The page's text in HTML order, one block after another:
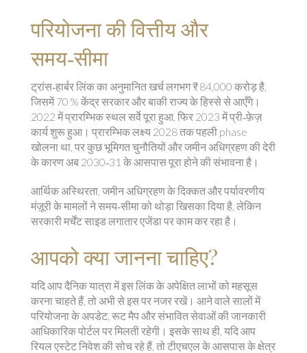
परियोजना की वित्तीय और
समय‑सीमा
ट्रांस‑हार्बर लिंक का अनुमानित खर्च लगभग ₹ 84,000 करोड़ है,
जिसमें 70 % केंद्र सरकार और बाकी राज्य के हिस्से से आएँगे।
2022 में प्रारम्भिक स्थल सर्वे पूरा हुआ, फिर 2023 में प्री‑फ़ेज़
कार्य शुरू हुआ। प्रारम्भिक लक्ष्य 2028 तक पहली phase
खोलना था, पर कुछ भूमिगत चुनौतियों और जमीन अधिग्रहण की देरी
के कारण अब 2030‑31 के आसपास पूरा होने की संभावना है।
आर्थिक अस्थिरता, जमीन अधिग्रहण के दिक्कत और पर्यावरणीय
मंज़ूरी के मामलों ने समय‑सीमा को थोड़ा खिसका दिया है, लेकिन
सरकारी मर्चेंट साइड लगातार एजेंडा पर काम कर रहा है।
आपको क्या जानना चाहिए?
यदि आप दैनिक यात्रा में इस लिंक के अपेक्षित लाभों को महसूस
करना चाहते हैं, तो अभी से इस पर नजर रखें। आने वाले सालों में
परियोजना के अपडेट, रूट मैप और संभावित सेवाओं की जानकारी
आधिकारिक पोर्टल पर मिलती रहेगी। इसके साथ ही, यदि आप
रियल एस्टेट निवेश की सोच रहे हैं, तो टीएचएल के आसपास के क्षेत्र